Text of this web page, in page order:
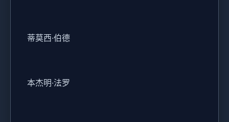
蒂莫西·伯德
本杰明·法罗